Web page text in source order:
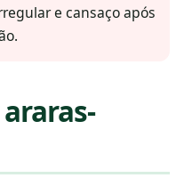
e cansaço após